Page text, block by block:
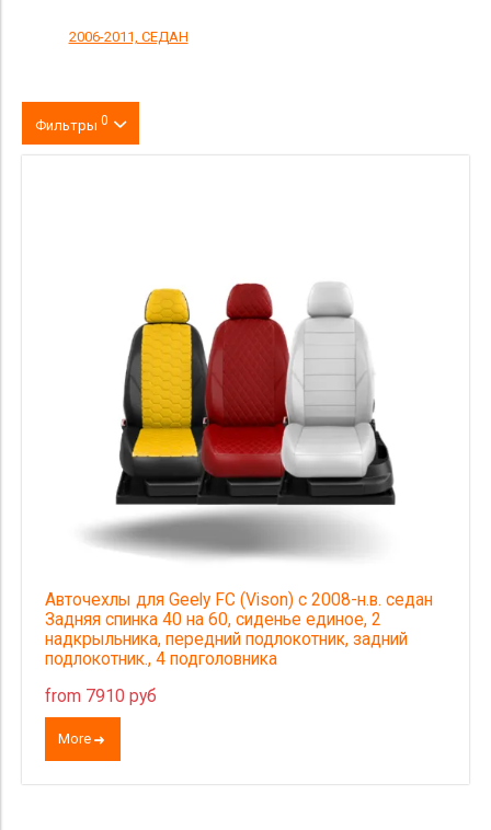
2006-2011, СЕДАН
Фильтры 0
Страна происхождения
Авточехлы для Geely FC (Vison) с 2008-н.в. седан
Задняя спинка 40 на 60, сиденье единое, 2
надкрыльника, передний подлокотник, задний
подлокотник., 4 подголовника
from 7910 руб
More